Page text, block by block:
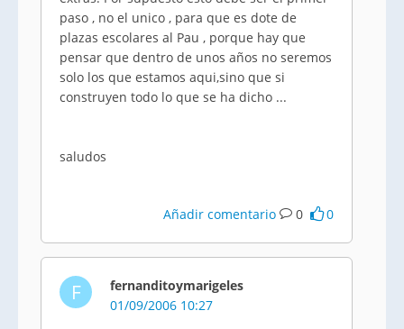
paso , no el unico , para que es dote de
plazas escolares al Pau , porque hay que
pensar que dentro de unos años no seremos
solo los que estamos aqui,sino que si
construyen todo lo que se ha dicho ...
saludos
Añadir comentario 0 0
F
fernanditoymarigeles
01/09/2006 10:27